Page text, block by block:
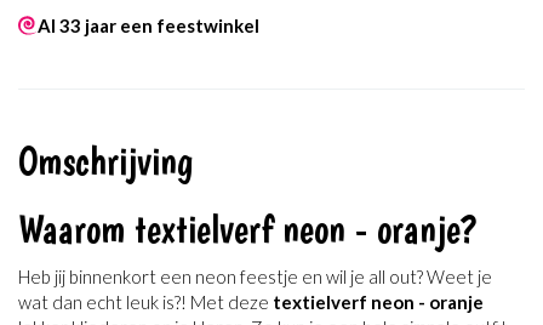
Al 33 jaar een feestwinkel
Omschrijving
Waarom textielverf neon - oranje?
Heb jij binnenkort een neon feestje en wil je all out? Weet je
wat dan echt leuk is?! Met deze textielverf neon - oranje